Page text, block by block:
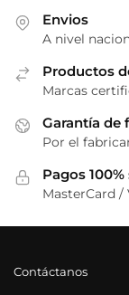
página
de
Envios
A nivel
Productos
Marcas
Garantía de
Por el
Pagos
MasterCard /
Contáctanos